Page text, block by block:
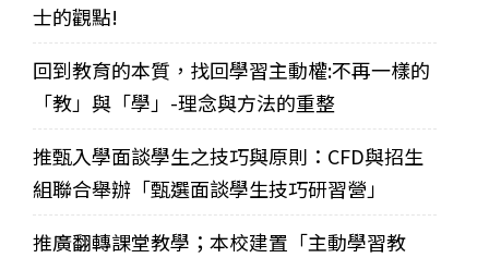
士的觀點!
回到教育的本質，找回學習主動權:不再一樣的
「教」與「學」-理念與方法的重整
推甄入學面談學生之技巧與原則：CFD與招生
組聯合舉辦「甄選面談學生技巧研習營」
推廣翻轉課堂教學；本校建置「主動學習教